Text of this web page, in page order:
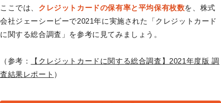
ここでは、 クレジットカードの保有率と平均保有枚数を、株式
会社ジェーシービーで2021年に実施された「クレジットカード
に関する総合調査」を参考に見てみましょう。
（参考：
【クレジットカードに関する総合調査】2021年度版 調
査結果レポート ）